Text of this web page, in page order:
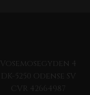
Vosemosegyden 4
DK-5250 Odense SV
CVR 42664987